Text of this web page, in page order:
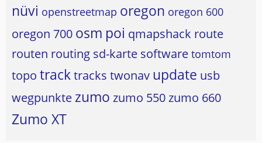
nüvi openstreetmap oregon oregon 600
oregon 700 osm poi qmapshack route
routen routing sd-karte software tomtom
topo tracktracks twonav update usb
wegpunkte zumo zumo 550zumo 660
Zumo XT